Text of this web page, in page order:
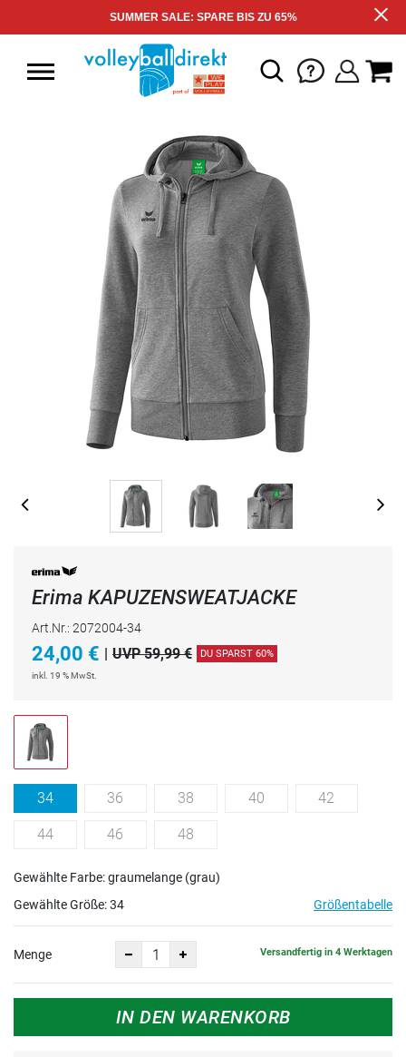
SUMMER SALE: SPARE BIS ZU 65%
Erima KAPUZENSWEATJACKE
Art.Nr.: 2072004-34
24,00 € | UVP 59,99 € DU SPARST 60%
inkl. 19 % MwSt.
34 36 38 40 42
44 46 48
Gewählte Farbe: graumelange (grau)
Gewählte Größe:34 Größentabelle
Menge Versandfertig in 4 Werktagen
IN DEN WARENKORB